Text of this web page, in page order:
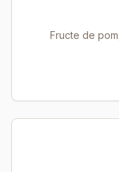
Fructe de